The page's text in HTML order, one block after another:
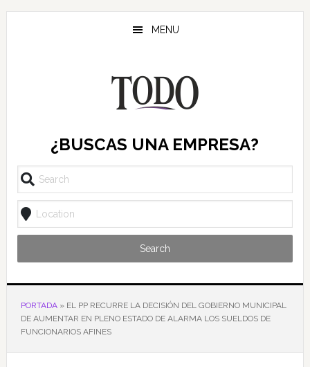
Saltar
Saltar
Saltar
MENU
¿BUSCAS UNA EMPRESA?
Search
PORTADA» EL PP RECURRE LA DECISIÓN DEL GOBIERNO MUNICIPAL
DE AUMENTAR EN PLENO ESTADO DE ALARMA LOS SUELDOS DE
FUNCIONARIOS AFINES